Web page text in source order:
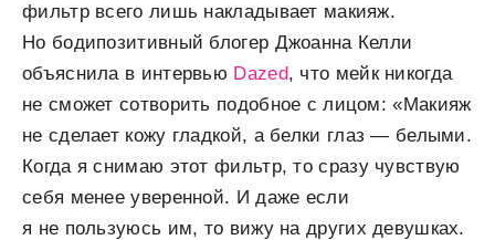
фильтр всего лишь накладывает макияж.
Но бодипозитивный блогер Джоанна Келли
объяснила в интервью Dazed, что мейк никогда
не сможет сотворить подобное с лицом: «Макияж
не сделает кожу гладкой, а белки глаз — белыми.
Когда я снимаю этот фильтр, то сразу чувствую
себя менее уверенной. И даже если
я не пользуюсь им, то вижу на других девушках.